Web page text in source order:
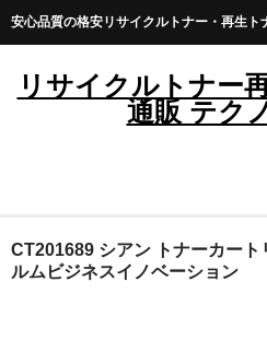
安心品質の格安リサイクルトナー・再生ト
リサイクルトナー
通販 テク
HOME
CT201689 シアン トナーカート
ルムビジネスイノベーション